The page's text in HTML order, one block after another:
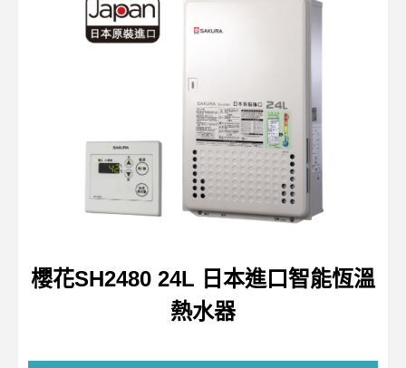
櫻花SH2480 24L 日本進口智能恆溫
熱水器